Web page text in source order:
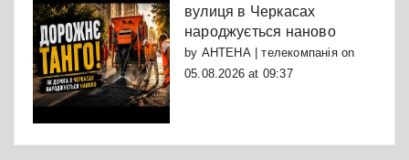
вулиця в Черкасах
народжується наново
by АНТЕНА | телекомпаніяon
05.08.2026 at 09:37